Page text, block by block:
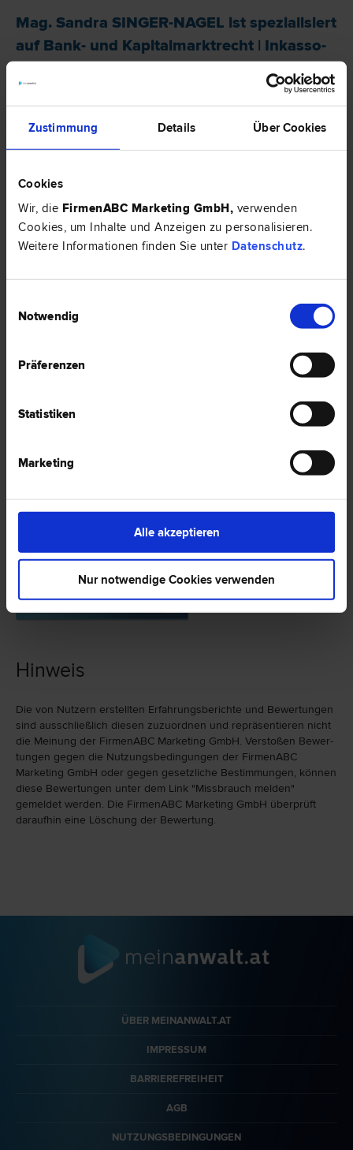
Zustimmung Details Über Cookies
Cookies
Wir, die FirmenABC Marketing GmbH, verwenden
Cookies, um Inhalte und Anzeigen zu personalisieren.
Weitere Informationen finden Sie unter Datenschutz.
Notwendig
Präferenzen
Statistiken
Marketing
Alle akzeptieren
Nur notwendige Cookies verwenden
Mag. Sandra SINGER-NAGEL ist spezialisiert
auf Bank- und Kapitalmarkt­recht | Inkasso-
Vertrags­recht
Bau­
recht
Dornbirn:
Dr. Carolin SCHMID-GASSER, LL.M.
Verwaltungs­recht | Bau­recht | Liegenschafts- und Immobilien­recht
6850 Dornbirn
Erfahrungsberichte
zu Mag. Sandra SINGER-NAGEL in 6850 Dornbirn
JETZT BEWERTEN
Hinweis
Die von Nutzern erstellten Erfahrungs­berichte und Bewer­tungen
sind ausschließlich diesen zuzu­ord­nen und repräsen­tieren nicht
die Meinung der FirmenABC Marketing GmbH. Verstoßen Bewer­
tungen gegen die Nutzungs­bedingungen der FirmenABC
Marketing GmbH oder gegen gesetzliche Bestim­mungen, können
diese Bewertungen unter dem Link "Miss­brauch melden"
gemeldet werden. Die FirmenABC Marketing GmbH überprüft
daraufhin eine Löschung der Bewertung.
ÜBER MEINANWALT.AT
IMPRESSUM
BARRIEREFREIHEIT
AGB
NUTZUNGSBEDINGUNGEN